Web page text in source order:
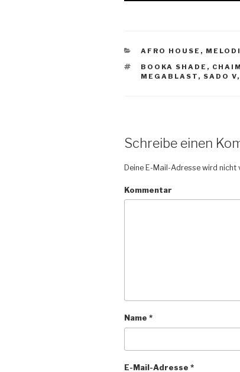
KATEGORIEN
AFRO HOUSE ,
SCHLAGWÖRTER
BOOKA SHADE , CHAIM
MEGABLAST , SADO V,
Schreibe einen
Deine E-Mail-Adresse wird
Kommentar
Name*
E-Mail-Adresse*